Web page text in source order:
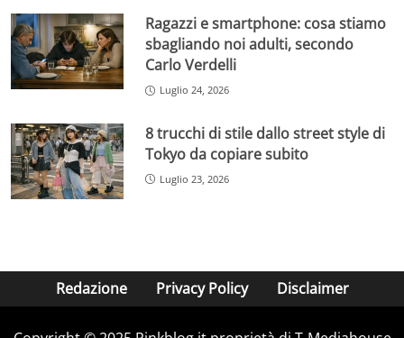
Ragazzi e smartphone: cosa stiamo
sbagliando noi adulti, secondo
Carlo Verdelli
Luglio 24, 2026
8 trucchi di stile dallo street style di
Tokyo da copiare subito
Luglio 23, 2026
Redazione Privacy Policy Disclaimer